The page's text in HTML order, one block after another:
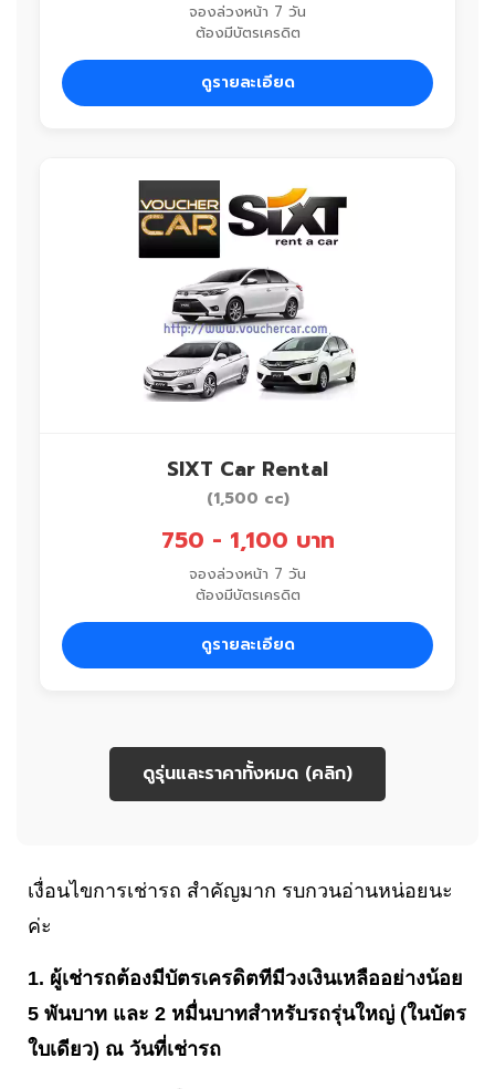
จองล่วงหน้า 7 วัน
ต้องมีบัตรเครดิต
ดูรายละเอียด
SIXT Car Rental
(1,500 cc)
750 - 1,100 บาท
จองล่วงหน้า 7 วัน
ต้องมีบัตรเครดิต
ดูรายละเอียด
ดูรุ่นและราคาทั้งหมด (คลิก)
เงื่อนไขการเช่ารถ สำคัญมาก รบกวนอ่านหน่อยนะ
ค่ะ
1. ผู้เช่ารถต้องมีบัตรเครดิตทีมีวงเงินเหลืออย่างน้อย
5 พันบาท และ 2 หมื่นบาทสำหรับรถรุ่นใหญ่ (ในบัตร
ใบเดียว) ณ วันที่เช่ารถ